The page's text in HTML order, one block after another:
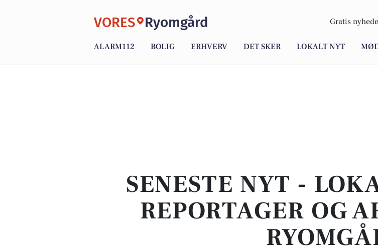
VORES Ryomgård Gratis
ALARM112 BOLIG ERHVERV DET SKER LOKALT NYT
SENESTE NYT -
REPORTAGER OG